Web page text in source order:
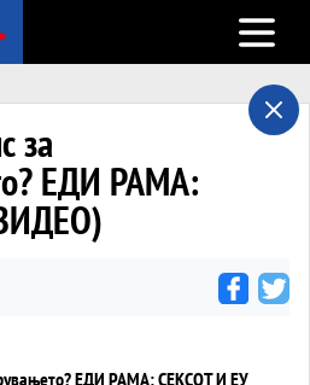
Open
за
ЕДИ РАМА: